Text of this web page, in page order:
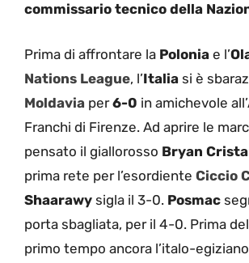
commissario tecnico della
Prima di affrontare la Polonia e l’
Nations League, l’Italia si è
Moldavia per6-0 in amichevole
Franchi di Firenze. Ad aprire le
pensato il giallorosso Bryan
prima rete per l’esordiente Ciccio
Shaarawy sigla il 3-0. Posmac
porta sbagliata, per il 4-0. Prima
primo tempo ancora l’italo-